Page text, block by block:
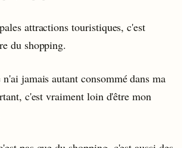
attractions touristiques, c'est
du shopping.
jamais autant consommé dans ma
c'est vraiment loin d'être mon